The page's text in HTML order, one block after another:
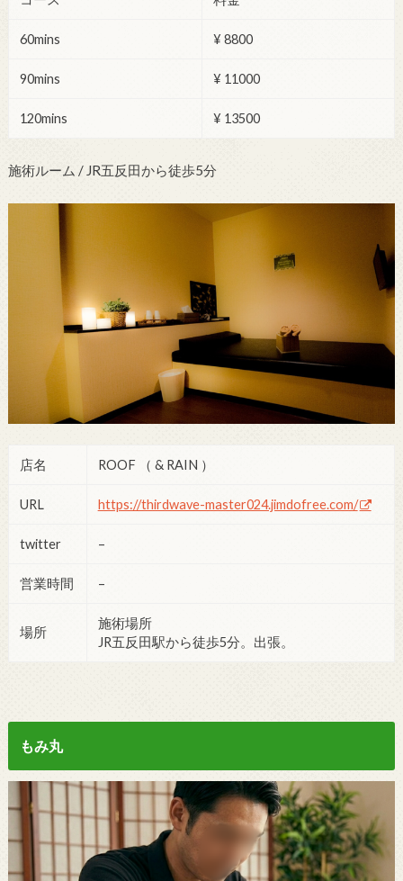
60mins ¥ 8800
90mins ¥ 11000
120mins ¥ 13500
施術ルーム / JR五反田から徒歩5分
店名 ROOF （ & RAIN ）
URL https://thirdwave-master024.jimdofree.com/
twitter –
営業時間 –
場所
施術場所
JR五反田駅から徒歩5分。出張。
もみ丸